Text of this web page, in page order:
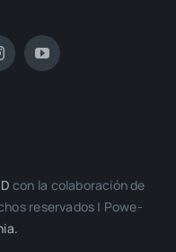
con la cola­bo­ra­ción de
reser­va­dos | Powe­